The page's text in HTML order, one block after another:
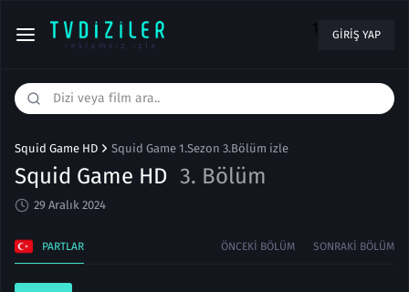
1 GIRIŞ YAP
Squid Game HD Squid Game 1.Sezon 3.Bölüm izle
Squid Game HD 3. Bölüm
29 Aralık 2024
PARTLAR ÖNCEKI BÖLÜM SONRAKI BÖLÜM